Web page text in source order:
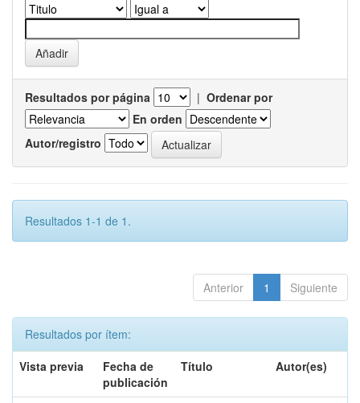
Resultados por página | Ordenar por
En orden
Autor/registro
Resultados 1-1 de 1.
Anterior 1 Siguiente
Resultados por ítem:
Vista previa
Fecha de
publicación
Título Autor(es)